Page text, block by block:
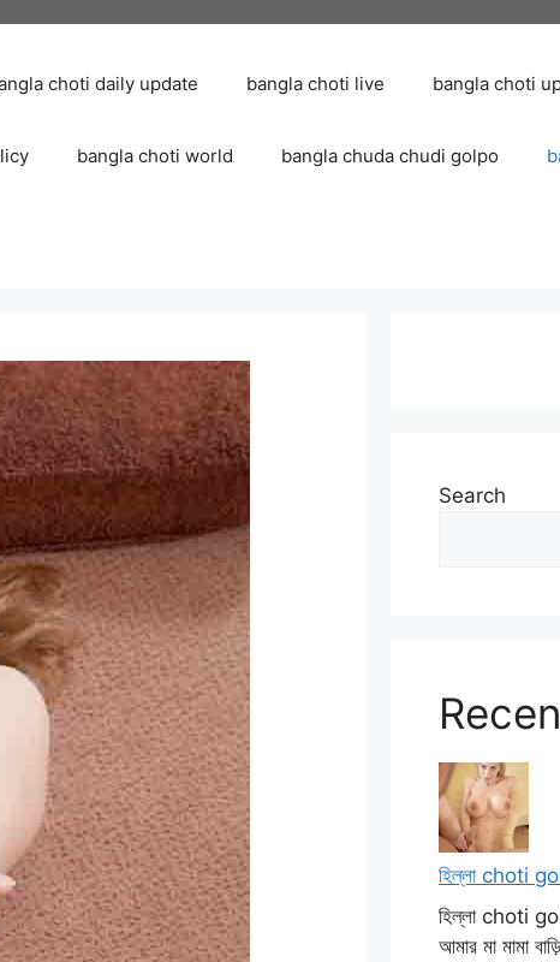
choti daily update bangla choti live bangla choti
bangla choti world bangla chuda chudi golpo
Search
হিল্লা choti
হিল্লা choti
আমার মা মামা